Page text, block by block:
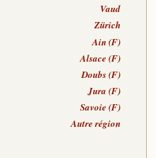
Vaud
Zürich
Ain (F)
Alsace (F)
Doubs (F)
Jura (F)
Savoie (F)
Autre région